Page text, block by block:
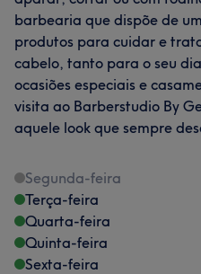
barbearia que dispõe de
produtos para cuidar e
cabelo, tanto para o seu
ocasiões especiais e
visita ao Barberstudio By
aquele look que sempre
Segunda-feira
Terça-feira
Quarta-feira
Quinta-feira
Sexta-feira